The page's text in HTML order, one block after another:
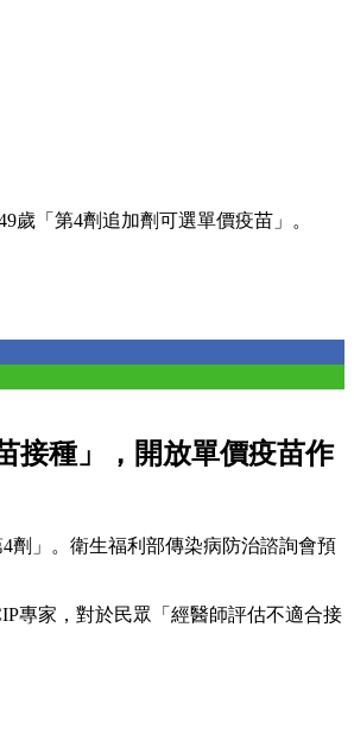
歲「第4劑追加劑可選單價疫苗」。
接種」，開放單價疫苗作
劑」。衛生福利部傳染病防治諮詢會預
專家，對於民眾「經醫師評估不適合接